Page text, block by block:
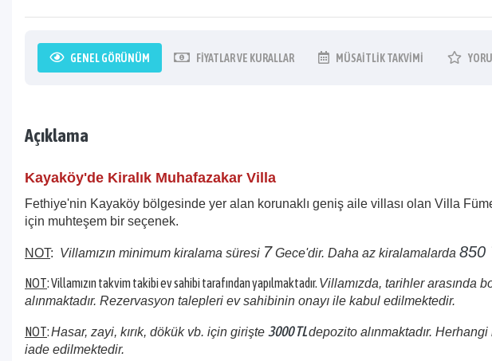
GENELGÖRÜNÜM FIYATLARVE KURALLAR MÜSAITLIKTAKVIMI
Açıklama
Kayaköy'de Kiralık Muhafazakar Villa
Fethiye'nin Kayaköy bölgesinde yer alan korunaklı geniş aile villası olan Villa
için muhteşem bir seçenek.
NOT: Villamızın minimum kiralama süresi 7 Gece'dir. Daha az kiralamalarda 850
NOT: Villamızın takvim takibi ev sahibi tarafından yapılmaktadır. Villamızda, tarihler arasında
alınmaktadır. Rezervasyon talepleri ev sahibinin onayı ile kabul edilmektedir.
NOT:Hasar, zayi, kırık, dökük vb. için girişte 3000 TLdepozito alınmaktadır.
iade edilmektedir.